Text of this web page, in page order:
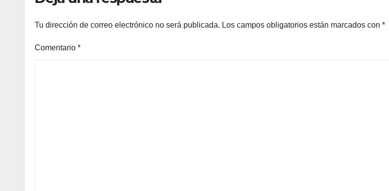
Tu dirección de correo electrónico no será publicada. Los campos obligatorios están marcados con *
Comentario *